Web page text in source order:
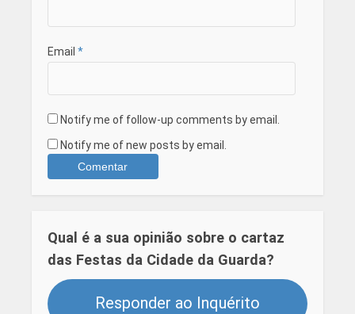
Email *
Notify me of follow-up comments by email.
Notify me of new posts by email.
Qual é a sua opinião sobre o cartaz
das Festas da Cidade da Guarda?
Responder ao Inquérito